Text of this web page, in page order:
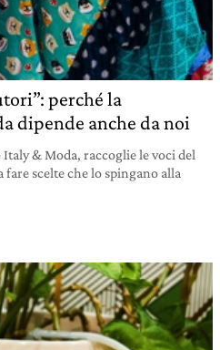
perché la
dipende anche da noi
Italy & Moda, raccoglie le voci del
scelte che lo spingano alla